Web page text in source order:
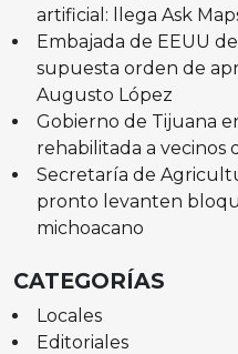
artificial: llega Ask
Embajada de EEUU
supuesta orden de
Augusto López
Gobierno de Tijuana
rehabilitada a vecinos
Secretaría de
pronto levanten
michoacano
CATEGORÍAS
Locales
Editoriales